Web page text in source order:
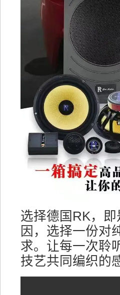
选择德国RK，即
因，选择一份对
求。让每一次聆
技艺共同编织的